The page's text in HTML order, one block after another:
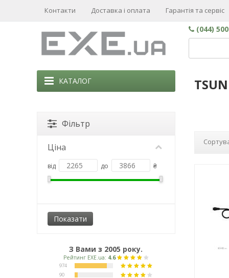
Контакти Доставка і оплата Гарантія та сервіс
(044)
КАТАЛОГ TSUN
Фільтр
Ціна
від до ₴
З Вами з 2005 року.